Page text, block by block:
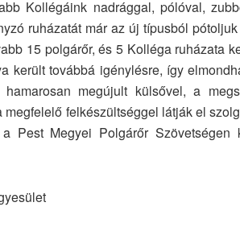
Kollégáink nadrággal, pólóval,
ruházatát már az új típusból
15 polgárőr, és 5 Kolléga ruházata
került továbbá igénylésre, így
megújult külsővel, a
felkészültséggel látják el
Pest Megyei Polgárőr Szövetségen